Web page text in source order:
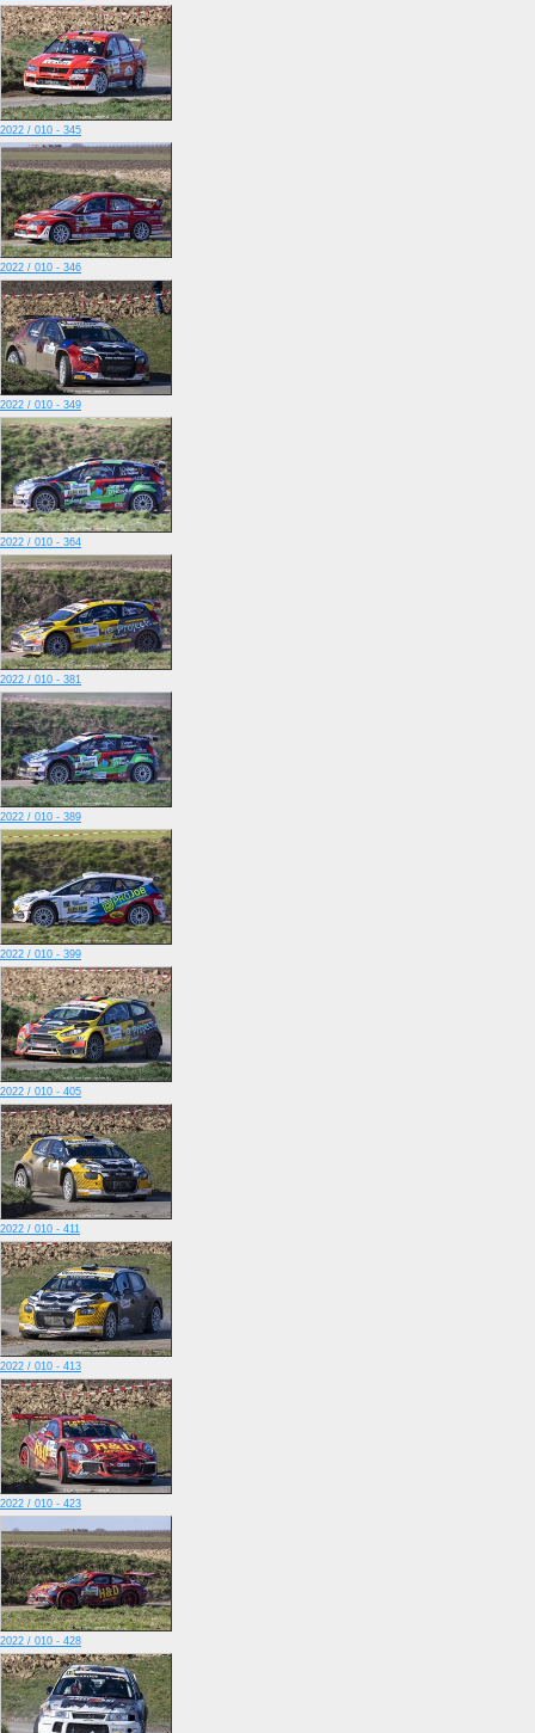
2022 / 010 - 345
2022 / 010 - 346
2022 / 010 - 349
2022 / 010 - 364
2022 / 010 - 381
2022 / 010 - 389
2022 / 010 - 399
2022 / 010 - 405
2022 / 010 - 411
2022 / 010 - 413
2022 / 010 - 423
2022 / 010 - 428